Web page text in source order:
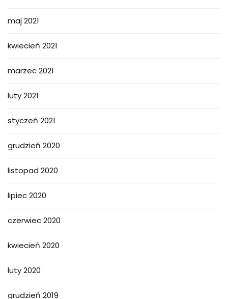
maj 2021
kwiecień 2021
marzec 2021
luty 2021
styczeń 2021
grudzień 2020
listopad 2020
lipiec 2020
czerwiec 2020
kwiecień 2020
luty 2020
grudzień 2019